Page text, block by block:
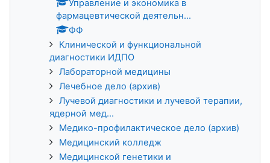
Управление и экономика в
фармацевтической деятельн...
ФФ
Клинической и функциональной
диагностики ИДПО
Лабораторной медицины
Лечебное дело (архив)
Лучевой диагностики и лучевой терапии,
ядерной мед...
Медико-профилактическое дело (архив)
Медицинский колледж
Медицинской генетики и